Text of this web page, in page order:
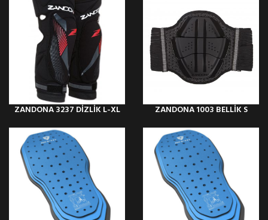
ZANDONA 3237 DİZLİK L-XL ZANDONA 1003 BELLİK S